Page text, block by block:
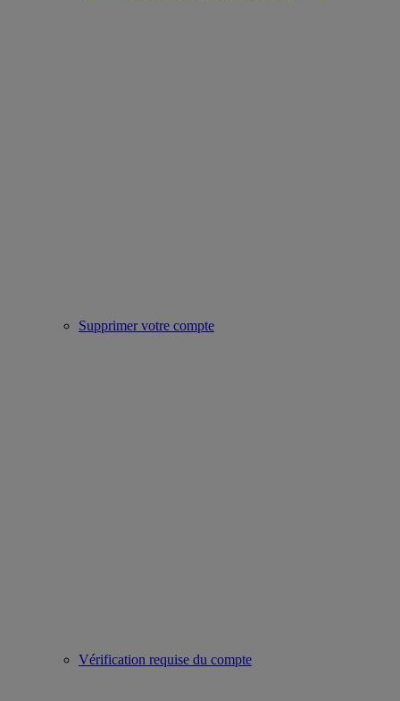
Supprimer votre compte
Vérification requise du compte